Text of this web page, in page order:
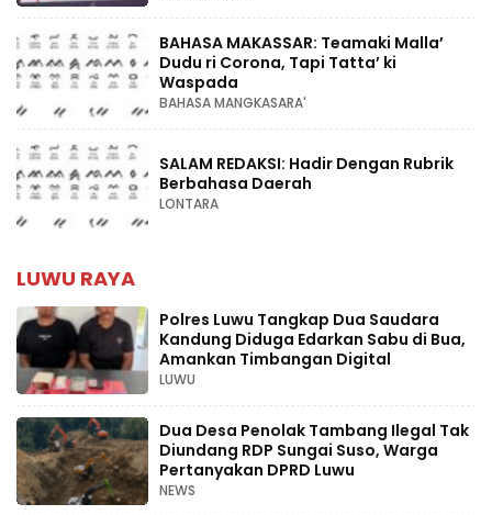
BAHASA MAKASSAR: Teamaki Malla’
Dudu ri Corona, Tapi Tatta’ ki
Waspada
BAHASA MANGKASARA'
SALAM REDAKSI: Hadir Dengan Rubrik
Berbahasa Daerah
LONTARA
LUWU RAYA
Polres Luwu Tangkap Dua Saudara
Kandung Diduga Edarkan Sabu di Bua,
Amankan Timbangan Digital
LUWU
Dua Desa Penolak Tambang Ilegal Tak
Diundang RDP Sungai Suso, Warga
Pertanyakan DPRD Luwu
NEWS